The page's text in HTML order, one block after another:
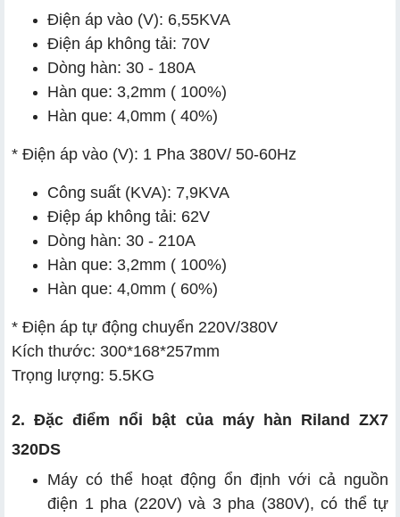
3. Máy hàn điện tử bị yếu nên xử lý thế nào?
Kiểm tra nguồn điện cấp vào
Kiểm tra cài đặt dòng hàn
Kiểm tra cáp và kẹp mass
4. 5 Lý do nên chọn mua máy hàn Riland ZX7 320DS
tại Hải Minh
Điện áp vào (V): 6,55KVA
Điện áp không tải: 70V
Dòng hàn: 30 - 180A
Hàn que: 3,2mm ( 100%)
Hàn que: 4,0mm ( 40%)
* Điện áp vào (V): 1 Pha 380V/ 50-60Hz
Công suất (KVA): 7,9KVA
Điệp áp không tải: 62V
Dòng hàn: 30 - 210A
Hàn que: 3,2mm ( 100%)
Hàn que: 4,0mm ( 60%)
* Điện áp tự động chuyển 220V/380V
Kích thước: 300*168*257mm
Trọng lượng: 5.5KG
2. Đặc điểm nổi bật của máy hàn Riland ZX7
320DS
Máy có thể hoạt động ổn định với cả nguồn
điện 1 pha (220V) và 3 pha (380V), có thể tự